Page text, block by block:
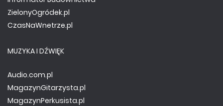
ZielonyOgródek.pl
CzasNaWnetrze.pl
MUZYKA I DŹWIĘK
Audio.com.pl
MagazynGitarzysta.pl
MagazynPerkusista.pl